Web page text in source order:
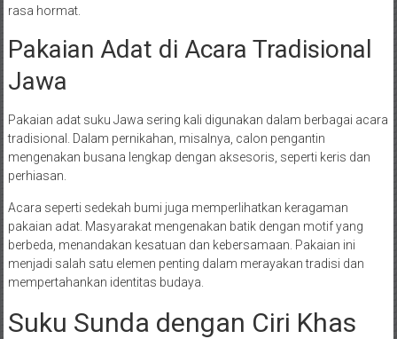
rasa hormat.
Pakaian Adat di Acara Tradisional
Jawa
Pakaian adat suku Jawa sering kali digunakan dalam berbagai acara
tradisional. Dalam pernikahan, misalnya, calon pengantin
mengenakan busana lengkap dengan aksesoris, seperti keris dan
perhiasan.
Acara seperti sedekah bumi juga memperlihatkan keragaman
pakaian adat. Masyarakat mengenakan batik dengan motif yang
berbeda, menandakan kesatuan dan kebersamaan. Pakaian ini
menjadi salah satu elemen penting dalam merayakan tradisi dan
mempertahankan identitas budaya.
Suku Sunda dengan Ciri Khas